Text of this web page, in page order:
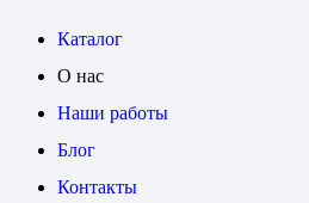
Каталог
О нас
Наши работы
Блог
Контакты